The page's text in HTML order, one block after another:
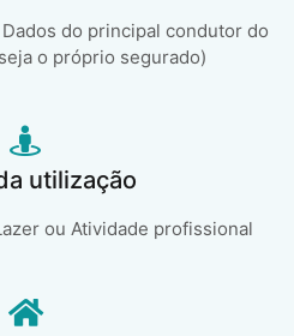
do principal condutor do
o próprio segurado)
utilização
ou Atividade profissional